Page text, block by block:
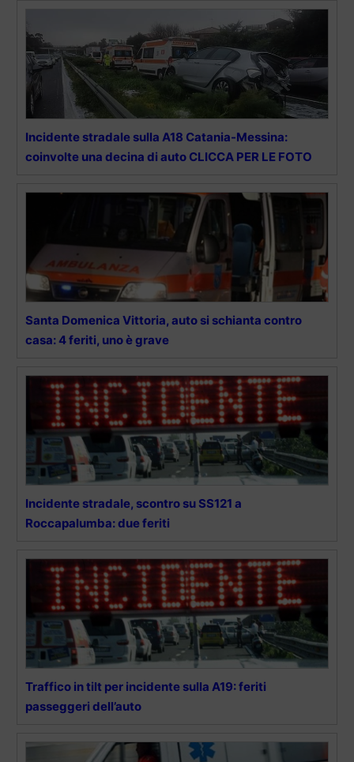
Incidente stradale sulla A18 Catania-Messina:
coinvolte una decina di auto CLICCA PER LE FOTO
Santa Domenica Vittoria, auto si schianta contro
casa: 4 feriti, uno è grave
Incidente stradale, scontro su SS121 a
Roccapalumba: due feriti
Traffico in tilt per incidente sulla A19: feriti
passeggeri dell’auto